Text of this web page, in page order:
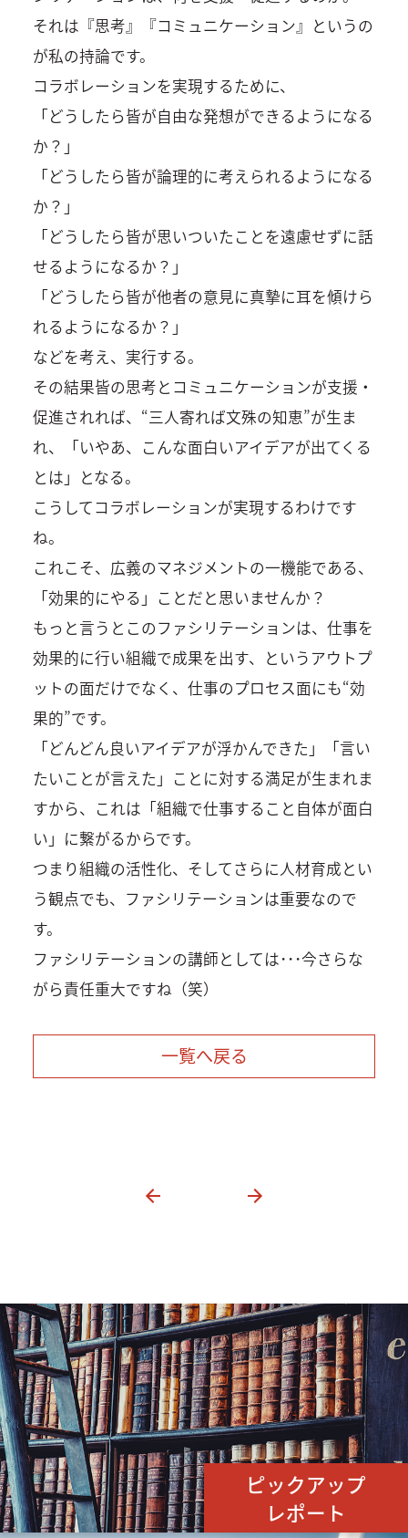
それは『思考』『コミュニケーション』というの
が私の持論です。
コラボレーションを実現するために、
「どうしたら皆が自由な発想ができるようになる
か？」
「どうしたら皆が論理的に考えられるようになる
か？」
「どうしたら皆が思いついたことを遠慮せずに話
せるようになるか？」
「どうしたら皆が他者の意見に真摯に耳を傾けら
れるようになるか？」
などを考え、実行する。
その結果皆の思考とコミュニケーションが支援・
促進されれば、“三人寄れば文殊の知恵”が生ま
れ、「いやあ、こんな面白いアイデアが出てくる
とは」となる。
こうしてコラボレーションが実現するわけです
ね。
これこそ、広義のマネジメントの一機能である、
「効果的にやる」ことだと思いませんか？
もっと言うとこのファシリテーションは、仕事を
効果的に行い組織で成果を出す、というアウトプ
ットの面だけでなく、仕事のプロセス面にも“効
果的”です。
「どんどん良いアイデアが浮かんできた」「言い
たいことが言えた」ことに対する満足が生まれま
すから、これは「組織で仕事すること自体が面白
い」に繋がるからです。
つまり組織の活性化、そしてさらに人材育成とい
う観点でも、ファシリテーションは重要なので
す。
ファシリテーションの講師としては･･･今さらな
がら責任重大ですね（笑）
一覧へ戻る
ピックアップ
レポート